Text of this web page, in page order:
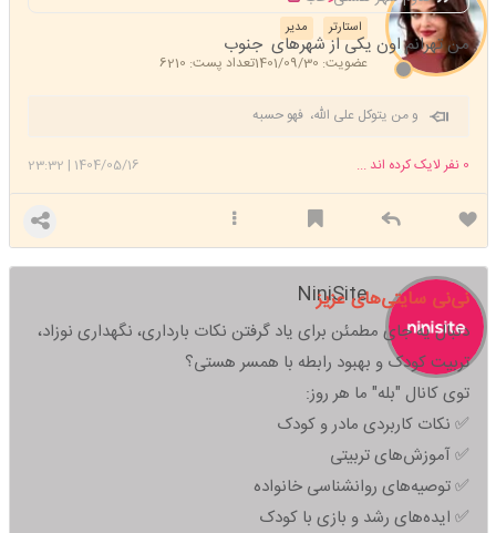
مدیر استارتر
عضویت: 1401/09/30 تعداد پست: 6210
من تهرانم اون یکی از شهرهای جنوب
و من یتوکل علی الله، فهو حسبه
1404/05/16
|
23:32 0 نفر لایک کرده اند ...
NiniSite
نی‌نی سایتی‌های عزیز
دنبال یه جای مطمئن برای یاد گرفتن نکات بارداری، نگهداری نوزاد،
تربیت کودک و بهبود رابطه با همسر هستی؟
توی کانال "بله" ما هر روز:
✅ نکات کاربردی مادر و کودک
✅ آموزش‌های تربیتی
✅ توصیه‌های روانشناسی خانواده
✅ ایده‌های رشد و بازی با کودک